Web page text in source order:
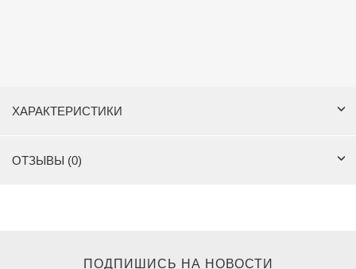
ХАРАКТЕРИСТИКИ
ОТЗЫВЫ (0)
ПОДПИШИСЬ НА НОВОСТИ